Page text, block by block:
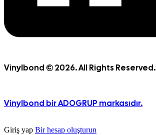
Vinylbond © 2026. All Rights Reserved.
Vinylbond bir ADOGRUP markasıdır.
Giriş yap Bir hesap oluşturun